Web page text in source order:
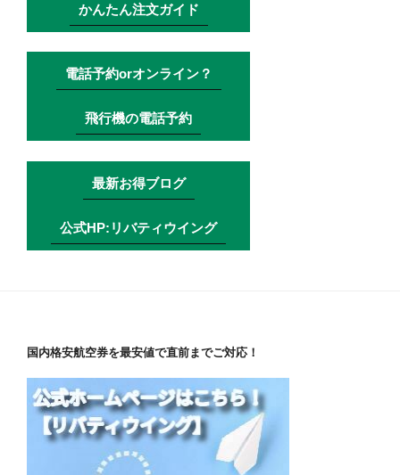
かんたん注文ガイド
電話予約orオンライン？
飛行機の電話予約
最新お得ブログ
公式HP:リバティウイング
国内格安航空券を最安値で直前までご対応！